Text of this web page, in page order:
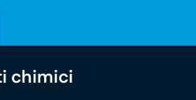
chimici